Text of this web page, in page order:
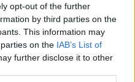
opt-out of the further
by third parties on the
This information may
on the IAB’s List of
further disclose it to other